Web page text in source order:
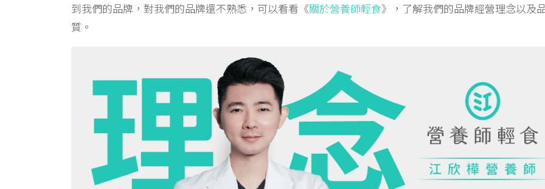
到我們的品牌，對我們的品牌還不熟悉，可以看看《關於營養師輕食》，了解我們的品牌經營理念以及
質。